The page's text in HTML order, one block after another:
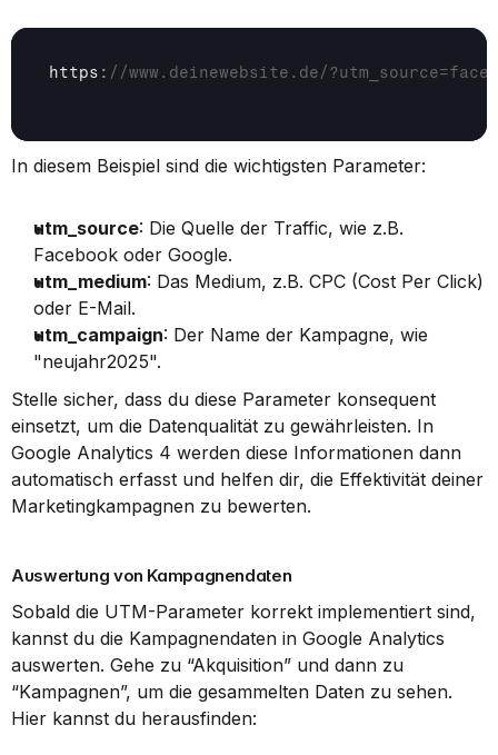
https : //www.deinewebsite.de/
In diesem Beispiel sind die wichtigsten Parameter:
utm_source: Die Quelle der Traffic, wie z.B.
Facebook oder Google.
utm_medium: Das Medium, z.B. CPC (Cost Per Click)
oder E-Mail.
utm_campaign: Der Name der Kampagne, wie
"neujahr2025".
Stelle sicher, dass du diese Parameter konsequent
einsetzt, um die Datenqualität zu gewährleisten. In
Google Analytics 4 werden diese Informationen dann
automatisch erfasst und helfen dir, die Effektivität deiner
Marketingkampagnen zu bewerten.
Auswertung von Kampagnendaten
Sobald die UTM-Parameter korrekt implementiert sind,
kannst du die Kampagnendaten in Google Analytics
auswerten. Gehe zu “Akquisition” und dann zu
“Kampagnen”, um die gesammelten Daten zu sehen.
Hier kannst du herausfinden: